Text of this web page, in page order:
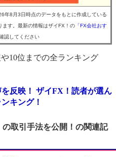
年8月3日時点のデータをもとに作成している
ます。最新の情報はザイFX！の 「FX会社おす
認してください
10位までの全ランキング
反映！ ザイFX！読者が選ん
キング！
取引手法を公開！の関連記